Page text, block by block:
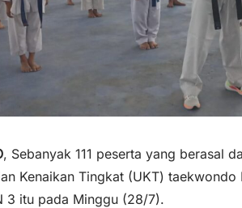
, Sebanyak 111 peserta yang berasal
Kenaikan Tingkat (UKT)
3 itu pada Minggu (28/7).